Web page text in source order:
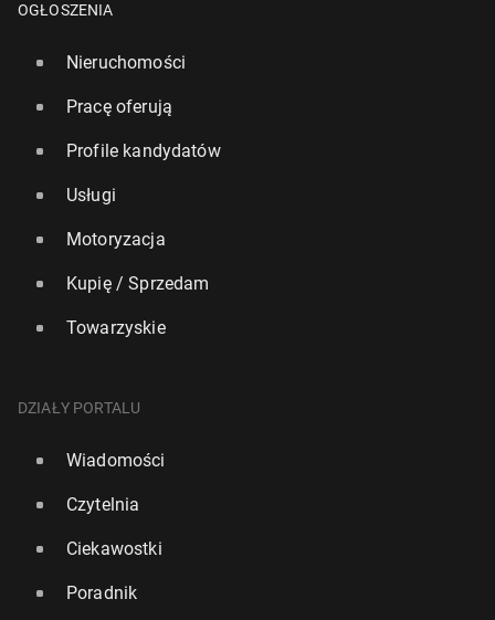
OGŁOSZENIA
Nieruchomości
Pracę oferują
Profile kandydatów
Usługi
Motoryzacja
Kupię / Sprzedam
Towarzyskie
DZIAŁY PORTALU
Wiadomości
Czytelnia
Ciekawostki
Poradnik